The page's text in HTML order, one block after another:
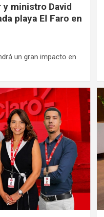
ministro David
playa El Faro en
un gran impacto en